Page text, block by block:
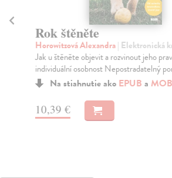
Rok štěněte
Horowitzová Alexandra| Elektronická
Jak u štěněte objevit a rozvinout jeho
individuální osobnost Nepostradatelný
Na stiahnutie ako EPUB a
10,39 €